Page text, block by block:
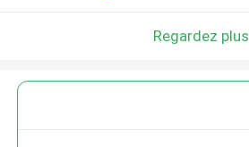
Regardez plus